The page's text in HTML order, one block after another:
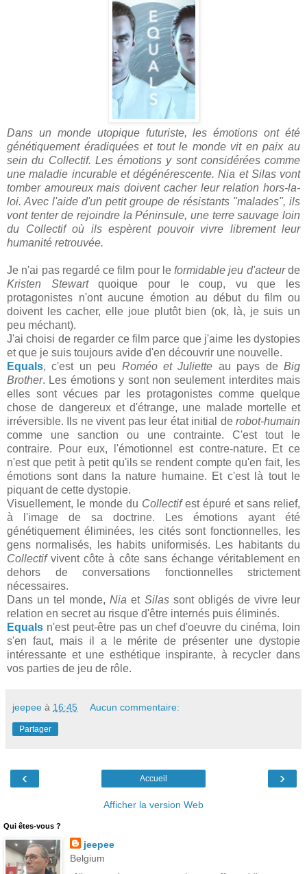
Dans un monde utopique futuriste, les émotions ont été
génétiquement éradiquées et tout le monde vit en paix au
sein du Collectif. Les émotions y sont considérées comme
une maladie incurable et dégénérescente.Nia et Silas vont
tomber amoureux mais doivent cacher leur relation hors-la-
loi. Avec l'aide d'un petit groupe de résistants "malades", ils
vont tenter de rejoindre la Péninsule, une terre sauvage loin
du Collectif où ils espèrent pouvoir vivre librement leur
humanité retrouvée.
Je n'ai pas regardé ce film pour leformidable jeu d'acteurde
Kristen Stewartquoique pour le coup, vu que les
protagonistes n'ont aucune émotion au début du film ou
doivent les cacher, elle joue plutôt bien (ok, là, je suis un
peu méchant).
J'ai choisi de regarder ce film parce que j'aime les dystopies
et que je suis toujours avide d'en découvrir une nouvelle.
Equals, c'est un peu Roméo et Juliette au pays deBig
Brother. Les émotions y sont non seulement interdites mais
elles sont vécues par les protagonistes comme quelque
chose de dangereux et d'étrange, une malade mortelle et
irréversible. Ils ne vivent pas leur état initial de robot-humain
comme une sanction ou une contrainte. C'est tout le
contraire. Pour eux, l'émotionnel est contre-nature. Et ce
n'est que petit à petit qu'ils se rendent compte qu'en fait, les
émotions sont dans la nature humaine. Et c'est là tout le
piquant de cette dystopie.
Visuellement, le monde du Collectifest épuré et sans relief,
à l'image de sa doctrine. Les émotions ayant été
génétiquement éliminées, les cités sont fonctionnelles, les
gens normalisés, les habits uniformisés. Les habitants du
Collectifvivent côte à côte sans échange véritablement en
dehors de conversations fonctionnelles strictement
nécessaires.
Dans un tel monde,Niaet Silas sont obligés de vivre leur
relation en secret au risque d'être internés puis éliminés.
Equals n'est peut-être pas un chef d'oeuvre du cinéma, loin
s'en faut, mais il a le mérite de présenter une dystopie
intéressante et une esthétique inspirante, à recycler dans
vos parties de jeu de rôle.
jeepee à 16:45 Aucun commentaire:
Partager
‹ ›
Accueil
Afficher la version Web
Qui êtes-vous ?
jeepee
Belgium